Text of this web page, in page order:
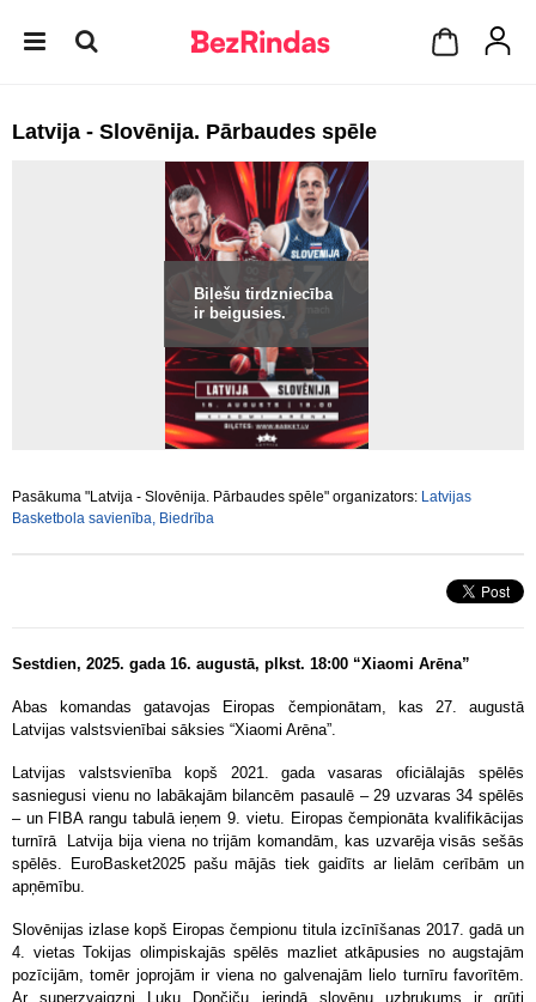
Latvija - Slovēnija. Pārbaudes spēle
Biļešu tirdzniecība
ir beigusies.
Pasākuma "Latvija - Slovēnija. Pārbaudes spēle" organizators: Latvijas
Basketbola savienība, Biedrība
Sestdien, 2025. gada 16. augustā, plkst. 18:00 “Xiaomi Arēna”
Abas komandas gatavojas Eiropas čempionātam, kas 27. augustā
Latvijas valstsvienībai sāksies “Xiaomi Arēna”.
Latvijas valstsvienība kopš 2021. gada vasaras oficiālajās spēlēs
sasniegusi vienu no labākajām bilancēm pasaulē – 29 uzvaras 34 spēlēs
– un FIBA rangu tabulā ieņem 9. vietu. Eiropas čempionāta kvalifikācijas
turnīrā
Latvija bija viena no trijām komandām, kas uzvarēja visās sešās
spēlēs. EuroBasket2025 pašu mājās tiek gaidīts ar lielām cerībām un
apņēmību.
Slovēnijas izlase kopš Eiropas čempionu titula izcīnīšanas 2017. gadā un
4. vietas Tokijas olimpiskajās spēlēs mazliet atkāpusies no augstajām
pozīcijām, tomēr joprojām ir viena no galvenajām lielo turnīru favorītēm.
Ar superzvaigzni Luku Dončiču ierindā slovēņu uzbrukums ir grūti